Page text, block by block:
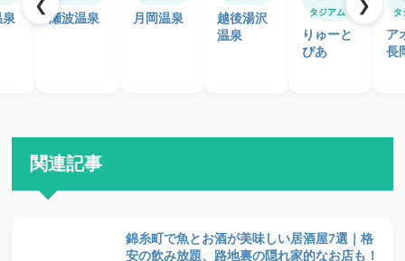
瀬波温泉 月岡温泉
越後湯沢
温泉
タジアム
りゅーと
ぴあ
タ
ア
長
❮ ❯
関連記事
錦糸町で魚とお酒が美味しい居酒屋7選｜格
安の飲み放題、路地裏の隠れ家的なお店も！